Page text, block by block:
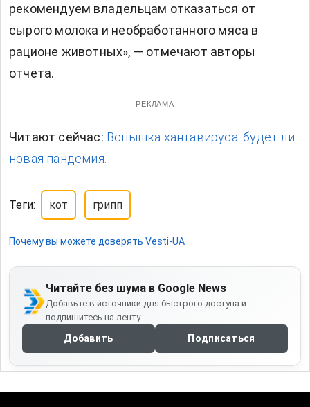
рекомендуем владельцам отказаться от
сырого молока и необработанного мяса в
рационе животных», — отмечают авторы
отчета.
РЕКЛАМА
Читают сейчас: Вспышка хантавируса: будет ли
новая пандемия.
Теги: кот грипп
Почему вы можете доверять Vesti-UA
Читайте без шума в Google News
Добавьте в источники для быстрого доступа и
подпишитесь на ленту
Добавить Подписаться